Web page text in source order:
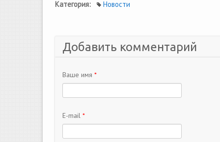
Категория: Новости
Добавить комментарий
Ваше имя *
E-mail *